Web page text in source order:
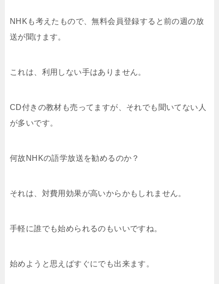
NHKも考えたもので、無料会員登録すると前の週の放
送が聞けます。
これは、利用しない手はありません。
CD付きの教材も売ってますが、それでも聞いてない人
が多いです。
何故NHKの語学放送を勧めるのか？
それは、対費用効果が高いからかもしれません。
手軽に誰でも始められるのもいいですね。
始めようと思えばすぐにでも出来ます。